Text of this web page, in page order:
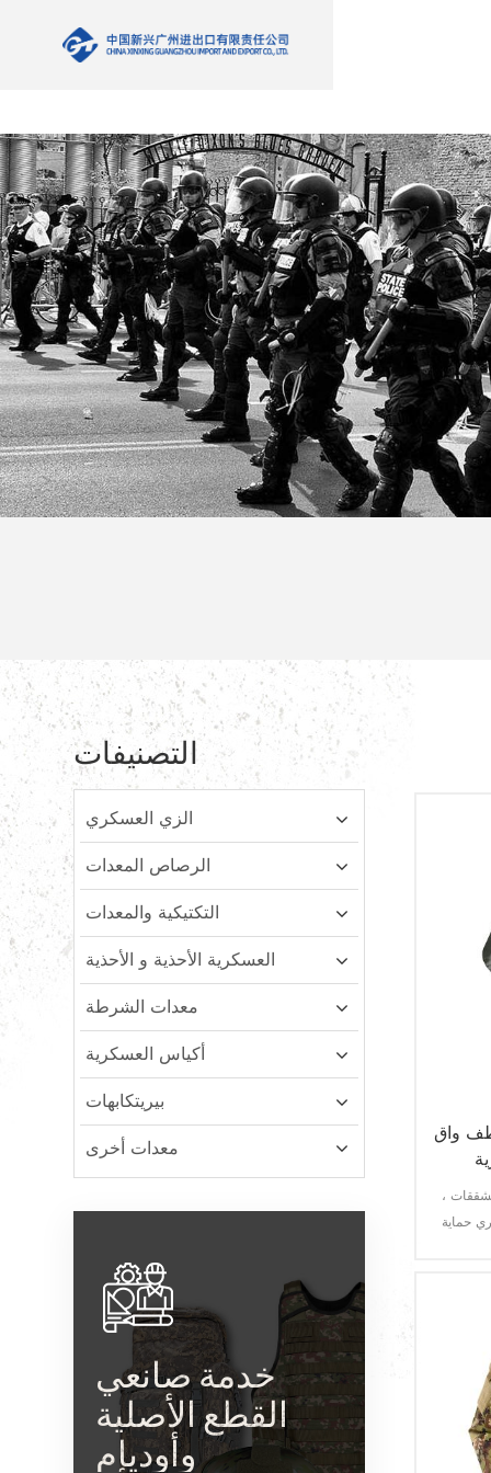
واق
،
حماية
التصنيفات
الزي العسكري
الرصاص المعدات
التكتيكية والمعدات
العسكرية الأحذية و الأحذية
معدات الشرطة
أكياس العسكرية
بيريتكابهات
معدات أخرى
خدمة صانعي
القطع الأصلية
وأوديإم